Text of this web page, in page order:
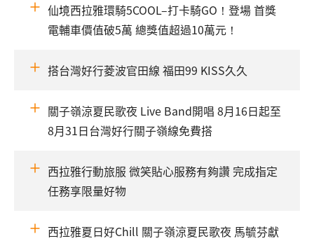
仙境西拉雅環騎5COOL–打卡騎GO！登場 首獎
電輔車價值破5萬 總獎值超過10萬元！
搭台灣好行菱波官田線 福田99 KISS久久
關子嶺涼夏民歌夜 Live Band開唱 8月16日起至
8月31日台灣好行關子嶺線免費搭
西拉雅行動旅服 微笑貼心服務有夠讚 完成指定
任務享限量好物
西拉雅夏日好Chill 關子嶺涼夏民歌夜 馬毓芬獻